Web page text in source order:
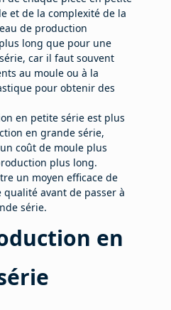
et de la complexité de la
de production
long que pour une
car il faut souvent
au moule ou à la
pour obtenir des
en petite série est plus
en grande série,
coût de moule plus
plus long.
un moyen efficace de
avant de passer à
série.
en